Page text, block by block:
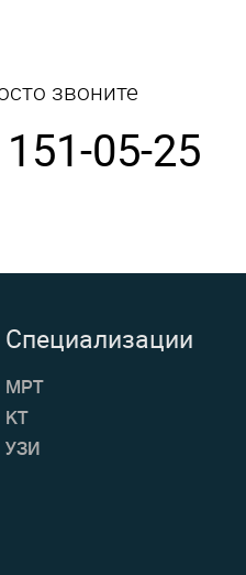
звоните
05-25
Специализации
МРТ
КТ
УЗИ